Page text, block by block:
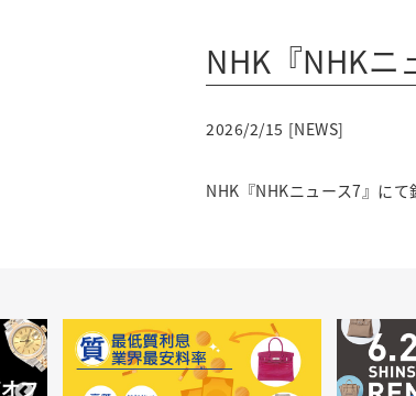
NHK『NHKニ
2026/2/15 [NEWS]
NHK『NHKニュース7』にて